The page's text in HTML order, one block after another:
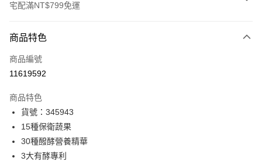
宅配滿NT$799免運
icash Pay
信用卡一次付款
Apple Pay
街口支付
悠遊付
商品特色
商品編號
11619592
商品特色
貨號：345943
15種保衛蔬果
30種醱酵營養精華
3大有酵專利